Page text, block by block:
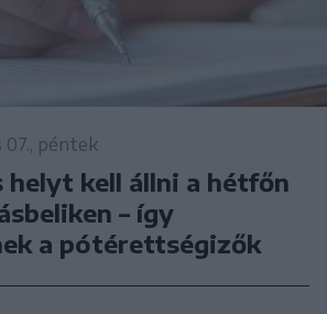
07., péntek
helyt kell állni a hétfőn
– így
a pótérettségizők